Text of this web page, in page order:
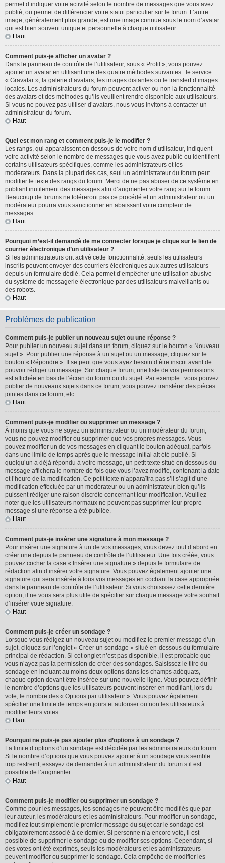
permet d’indiquer votre activité selon le nombre de messages que vous avez
publié, ou permet de différencier votre statut particulier sur le forum. L’autre
image, généralement plus grande, est une image connue sous le nom d’avatar
qui est bien souvent unique et personnelle à chaque utilisateur.
Haut
Comment puis-je afficher un avatar ?
Dans le panneau de contrôle de l’utilisateur, sous « Profil », vous pouvez
ajouter un avatar en utilisant une des quatre méthodes suivantes : le service
« Gravatar », la galerie d’avatars, les images distantes ou le transfert d’images
locales. Les administrateurs du forum peuvent activer ou non la fonctionnalité
des avatars et des méthodes qu’ils veuillent rendre disponible aux utilisateurs.
Si vous ne pouvez pas utiliser d’avatars, nous vous invitons à contacter un
administrateur du forum.
Haut
Quel est mon rang et comment puis-je le modifier ?
Les rangs, qui apparaissent en dessous de votre nom d’utilisateur, indiquent
votre activité selon le nombre de messages que vous avez publié ou identifient
certains utilisateurs spécifiques, comme les administrateurs et les
modérateurs. Dans la plupart des cas, seul un administrateur du forum peut
modifier le texte des rangs du forum. Merci de ne pas abuser de ce système en
publiant inutilement des messages afin d’augmenter votre rang sur le forum.
Beaucoup de forums ne toléreront pas ce procédé et un administrateur ou un
modérateur pourra vous sanctionner en abaissant votre compteur de
messages.
Haut
Pourquoi m’est-il demandé de me connecter lorsque je clique sur le lien de
courrier électronique d’un utilisateur ?
Si les administrateurs ont activé cette fonctionnalité, seuls les utilisateurs
inscrits peuvent envoyer des courriers électroniques aux autres utilisateurs
depuis un formulaire dédié. Cela permet d’empêcher une utilisation abusive
du système de messagerie électronique par des utilisateurs malveillants ou
des robots.
Haut
Problèmes de publication
Comment puis-je publier un nouveau sujet ou une réponse ?
Pour publier un nouveau sujet dans un forum, cliquez sur le bouton « Nouveau
sujet ». Pour publier une réponse à un sujet ou un message, cliquez sur le
bouton « Répondre ». Il se peut que vous ayez besoin d’être inscrit avant de
pouvoir rédiger un message. Sur chaque forum, une liste de vos permissions
est affichée en bas de l’écran du forum ou du sujet. Par exemple : vous pouvez
publier de nouveaux sujets dans ce forum, vous pouvez transférer des pièces
jointes dans ce forum, etc.
Haut
Comment puis-je modifier ou supprimer un message ?
À moins que vous ne soyez un administrateur ou un modérateur du forum,
vous ne pouvez modifier ou supprimer que vos propres messages. Vous
pouvez modifier un de vos messages en cliquant le bouton adéquat, parfois
dans une limite de temps après que le message initial ait été publié. Si
quelqu’un a déjà répondu à votre message, un petit texte situé en dessous du
message affichera le nombre de fois que vous l’avez modifié, contenant la date
et l’heure de la modification. Ce petit texte n’apparaîtra pas s’il s’agit d’une
modification effectuée par un modérateur ou un administrateur, bien qu’ils
puissent rédiger une raison discrète concernant leur modification. Veuillez
noter que les utilisateurs normaux ne peuvent pas supprimer leur propre
message si une réponse a été publiée.
Haut
Comment puis-je insérer une signature à mon message ?
Pour insérer une signature à un de vos messages, vous devez tout d’abord en
créer une depuis le panneau de contrôle de l’utilisateur. Une fois créée, vous
pouvez cocher la case « Insérer une signature » depuis le formulaire de
rédaction afin d’insérer votre signature. Vous pouvez également ajouter une
signature qui sera insérée à tous vos messages en cochant la case appropriée
dans le panneau de contrôle de l’utilisateur. Si vous choisissez cette dernière
option, il ne vous sera plus utile de spécifier sur chaque message votre souhait
d’insérer votre signature.
Haut
Comment puis-je créer un sondage ?
Lorsque vous rédigez un nouveau sujet ou modifiez le premier message d’un
sujet, cliquez sur l’onglet « Créer un sondage » situé en-dessous du formulaire
principal de rédaction. Si cet onglet n’est pas disponible, il est probable que
vous n’ayez pas la permission de créer des sondages. Saisissez le titre du
sondage en incluant au moins deux options dans les champs adéquats,
chaque option devant être insérée sur une nouvelle ligne. Vous pouvez définir
le nombre d’options que les utilisateurs peuvent insérer en modifiant, lors du
vote, le nombre des « Options par utilisateur ». Vous pouvez également
spécifier une limite de temps en jours et autoriser ou non les utilisateurs à
modifier leurs votes.
Haut
Pourquoi ne puis-je pas ajouter plus d’options à un sondage ?
La limite d’options d’un sondage est décidée par les administrateurs du forum.
Si le nombre d’options que vous pouvez ajouter à un sondage vous semble
trop restreint, essayez de demander à un administrateur du forum s’il est
possible de l’augmenter.
Haut
Comment puis-je modifier ou supprimer un sondage ?
Comme pour les messages, les sondages ne peuvent être modifiés que par
leur auteur, les modérateurs et les administrateurs. Pour modifier un sondage,
modifiez tout simplement le premier message du sujet car le sondage est
obligatoirement associé à ce dernier. Si personne n’a encore voté, il est
possible de supprimer le sondage ou de modifier ses options. Cependant, si
des votes ont été exprimés, seuls les modérateurs et les administrateurs
peuvent modifier ou supprimer le sondage. Cela empêche de modifier les